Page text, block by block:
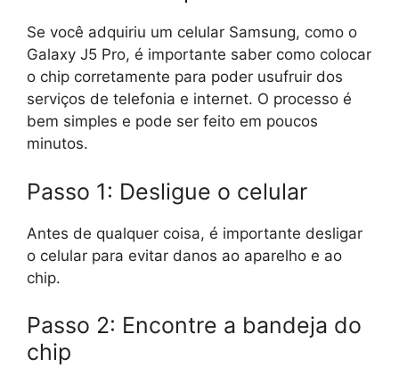
Se você adquiriu um celular Samsung, como o
Galaxy J5 Pro, é importante saber como colocar
o chip corretamente para poder usufruir dos
serviços de telefonia e internet. O processo é
bem simples e pode ser feito em poucos
minutos.
Passo 1: Desligue o celular
Antes de qualquer coisa, é importante desligar
o celular para evitar danos ao aparelho e ao
chip.
Passo 2: Encontre a bandeja do
chip